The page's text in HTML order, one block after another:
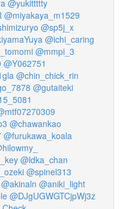
@yukittttty
@miyakaya_m1529
@sp5j_x
@ichi_caring
@mmpi_3
@Y062751
@chin_chick_rin
@gutaiteki
@chawankao
@furukawa_koala
@ldka_chan
@spinel313
@akinaln @aniki_light
@DJgUGWGTCjpWj3z